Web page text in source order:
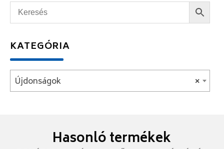
KATEGÓRIA
×
Újdonságok
Hasonló termékek